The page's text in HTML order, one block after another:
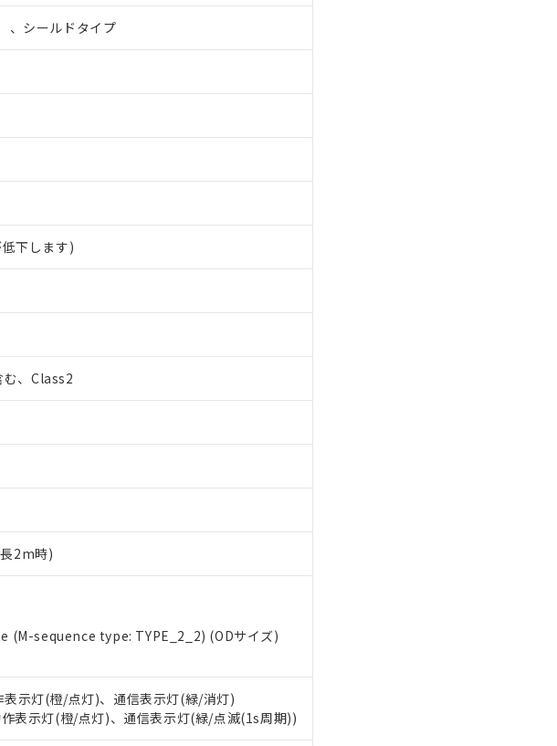
、シールドタイプ
下します)
、Class2
2m時)
(M-sequence type: TYPE_2_2) (ODサイズ)
示灯(橙/点灯)、通信表示灯(緑/消灯)
表示灯(橙/点灯)、通信表示灯(緑/点滅(1s周期))
指令（10物質）の非含有に対応した製品が提供可能な商品です。
令（10物質）の非含有に対応した製品に切り替える予定のある商品です。
指令（10物質）の非含有に非対応の商品で、対応品を出す予定はありません。
指令（10物質）の非含有の対応状況を調査中または確認中の商品です。
料など無形物で、有害物質有無と関係のない商品です。
、非含有部品としていたものが、含有品と判明した場合などやむを得ず変更すること
表